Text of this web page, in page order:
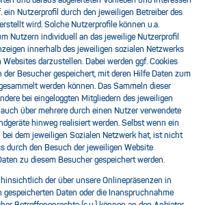
ein Nutzerprofil durch den jeweiligen Betreiber des
wird. Solche Nutzerprofile können u.a.
Nutzern individuell an das jeweilige Nutzerprofil
innerhalb des jeweiligen sozialen Netzwerks
Websites darzustellen. Dabei werden ggf. Cookies
der Besucher gespeichert, mit deren Hilfe Daten zum
werden können. Das Sammeln dieser
bei eingeloggten Mitgliedern des jeweiligen
über mehrere durch einen Nutzer verwendete
hinweg realisiert werden. Selbst wenn ein
bei dem jeweiligen Sozialen Netzwerk hat, ist nicht
durch den Besuch der jeweiligen Website
zu diesem Besucher gespeichert werden.
der über unsere Onlinepräsenzen in
gespeicherten Daten oder die Inanspruchnahme